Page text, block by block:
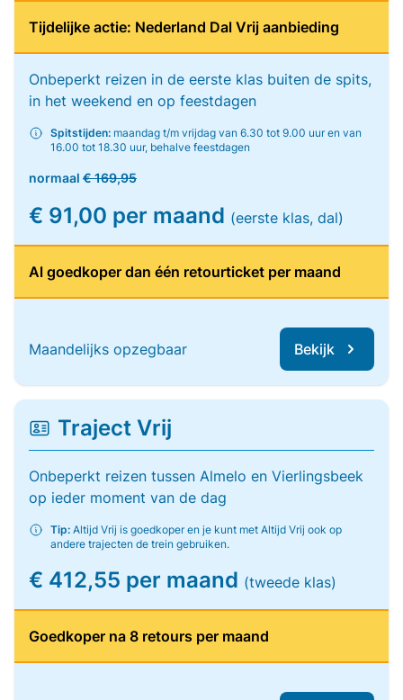
Tijdelijke actie: Nederland Dal Vrij aanbieding
Onbeperkt reizen in de eerste klas buiten de spits,
in het weekend en op feestdagen
Spitstijden: maandag t/m vrijdag van 6.30 tot 9.00 uur en van
16.00 tot 18.30 uur, behalve feestdagen
normaal € 169,95
€ 91,00 per maand (eerste klas, dal)
Al goedkoper dan één retourticket per maand
Maandelijks opzegbaar Bekijk
Traject Vrij
Onbeperkt reizen tussen Almelo en Vierlingsbeek
op ieder moment van de dag
Tip: Altijd Vrij is goedkoper en je kunt met Altijd Vrij ook op
andere trajecten de trein gebruiken.
€ 412,55 per maand (tweede klas)
Goedkoper na 8 retours per maand